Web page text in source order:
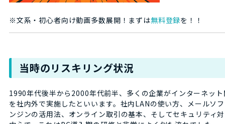
※文系・初心者向け動画多数展開！まずは無料登録を！！
当時のリスキリング状況
1990年代後半から2000年代前半、多くの企業がインターネッ
を社内外で実施したといいます。社内LANの使い方、メールソ
ンジンの活用法、オンライン取引の基本、そしてセキュリティ